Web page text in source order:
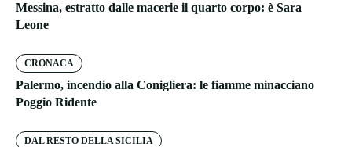
Messina, estratto dalle macerie il quarto corpo: è Sara
Leone
CRONACA
Palermo, incendio alla Conigliera: le fiamme minacciano
Poggio Ridente
DAL RESTO DELLA SICILIA